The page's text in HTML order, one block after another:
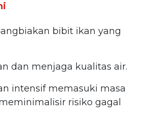
bibit ikan yang
dan menjaga kualitas air.
intensif memasuki masa
risiko gagal